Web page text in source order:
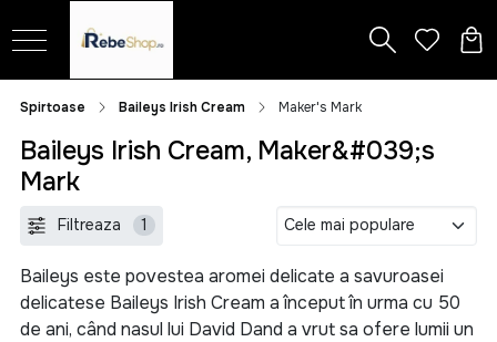
Spirtoase Baileys Irish Cream Maker's Mark
Baileys Irish Cream, Maker&#039;s
Mark
Filtreaza 1
Baileys este povestea aromei delicate a savuroasei
delicatese Baileys Irish Cream a început în urma cu 50
de ani, când nasul lui David Dand a vrut sa ofere lumii un